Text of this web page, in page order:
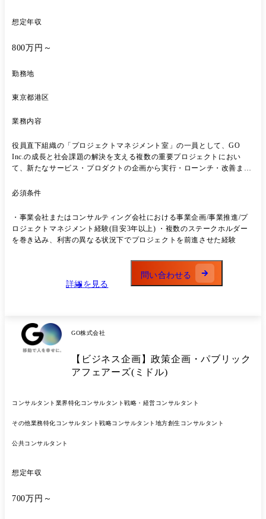
想定年収
800万円～
勤務地
東京都港区
業務内容
役員直下組織の「プロジェクトマネジメント室」の一員として、GO
Inc.の成長と社会課題の解決を支える複数の重要プロジェクトにおい
て、新たなサービス・プロダクトの企画から実行・ローンチ・改善まで
て各プロジェクトの推進を担いながら、プロジェクト全体の設計、進行
たリード・マネジメントにも関与していただきます。 将来的には、プロ
ジェクトマネジメント室におけるマネージャーとして、複数プロジェク
トの統括やメンバー育成、組織づくりにも携わり、組織全体の成果最大
電車やバスなどの公共交通とタクシーの中間にあたる新しい移動手段の
開発 ・地方における交通課題のソリューション開発 ・AI予約、優先パ
ス、こだわり条件等のGOアプリのサービス追加 ・GO Premium等の新た
サービスの開発 ・タクシー車両に搭載する次世代端末の開発 ・官公庁
との新制度の実証実験 【具体的な業務内容】 ・新規/既存事業における
重要プロジェクトの立ち上げ・推進 ・プロジェクト全体の設計(KPI策
定、ロードマップ作成、体制構築) ・経営層・事業責任者の意思決定を
前に進めるための情報整理・論点設計 ・社内外の多様なステークホルダ
化に向けたマネジメント業務 ・プロジェクトマネジメント室における業
必須条件
・事業会社またはコンサルティング会社における事業企画/事業推進/プ
ロジェクトマネジメント経験(目安3年以上) ・複数のステークホルダー
を巻き込み、利害の異なる状況下でプロジェクトを前進させた経験
詳細を見る
問い合わせる
GO株式会社
【ビジネス企画】政策企画・パブリック
アフェアーズ(ミドル)
コンサルタント 業界特化コンサルタント戦略・経営コンサルタント
その他業務特化コンサルタント戦略コンサルタント 地方創生コンサルタント
公共コンサルタント
想定年収
700万円～